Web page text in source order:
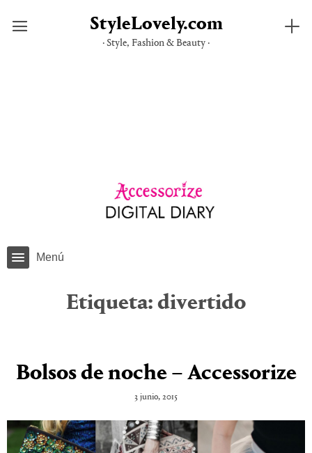
StyleLovely.com
· Style, Fashion & Beauty ·
Menú
Etiqueta: divertido
Bolsos de noche – Accessorize
3 junio, 2015